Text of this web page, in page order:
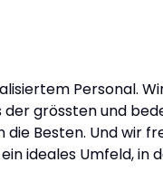
Personal.
grössten und
Besten. Und wir
ideales Umfeld,